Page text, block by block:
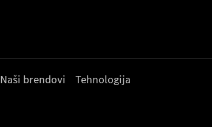
Naši brendovi Tehnologija